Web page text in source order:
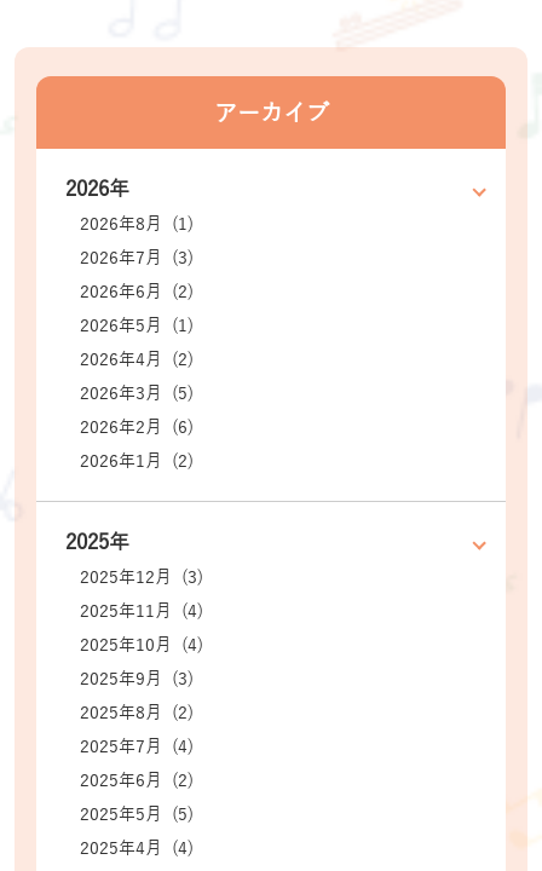
アーカイブ
2026年
2026年8月 (1)
2026年7月 (3)
2026年6月 (2)
2026年5月 (1)
2026年4月 (2)
2026年3月 (5)
2026年2月 (6)
2026年1月 (2)
2025年
2025年12月 (3)
2025年11月 (4)
2025年10月 (4)
2025年9月 (3)
2025年8月 (2)
2025年7月 (4)
2025年6月 (2)
2025年5月 (5)
2025年4月 (4)